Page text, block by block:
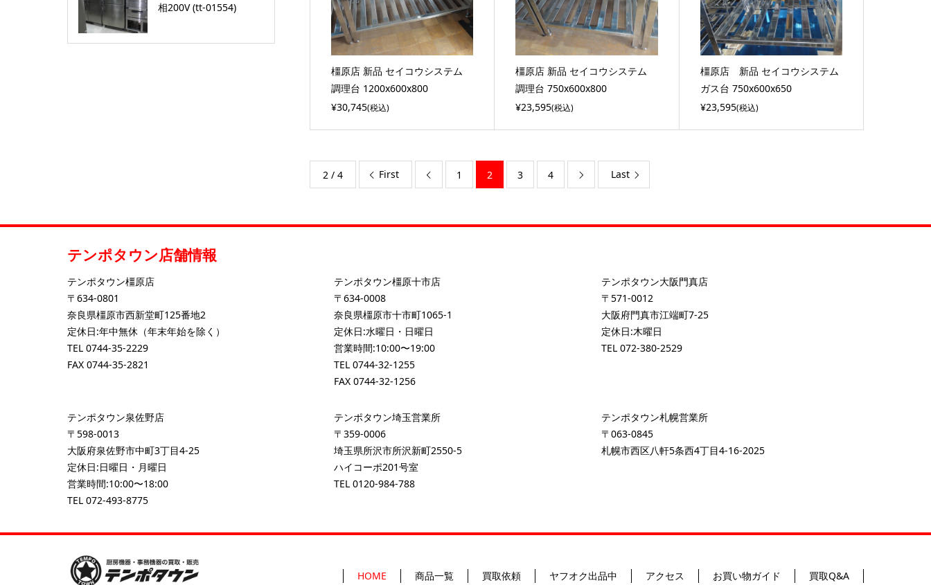
橿原店 新品 セイコウシステム
調理台 1200x600x800
¥30,745(税込)
橿原店 新品 セイコウシステム
調理台 750x600x800
¥23,595(税込)
橿原店 新品 セイコウシステム
ガス台 750x600x650
¥23,595(税込)
2 / 4 First  1 2 3 4  Last
相200V (tt-01554)
テンポタウン店舗情報
テンポタウン橿原店
〒634-0801
奈良県橿原市西新堂町125番地2
定休日:年中無休（年末年始を除く）
TEL 0744-35-2229
FAX 0744-35-2821
テンポタウン橿原十市店
〒634-0008
奈良県橿原市十市町1065-1
定休日:水曜日・日曜日
営業時間:10:00〜19:00
TEL0744-32-1255
FAX 0744-32-1256
テンポタウン大阪門真店
〒571-0012
大阪府門真市江端町7-25
定休日:木曜日
TEL 072-380-2529
テンポタウン泉佐野店
〒598-0013
大阪府泉佐野市中町3丁目4-25
定休日:日曜日・月曜日
営業時間:10:00〜18:00
TEL 072-493-8775
テンポタウン埼玉営業所
〒359-0006
埼玉県所沢市所沢新町2550-5
ハイコーポ201号室
TEL0120-984-788
テンポタウン札幌営業所
〒063-0845
札幌市西区八軒5条西4丁目4-16-2025
HOME 商品一覧 買取依頼 ヤフオク出品中 アクセス お買い物ガイド 買取Q&A